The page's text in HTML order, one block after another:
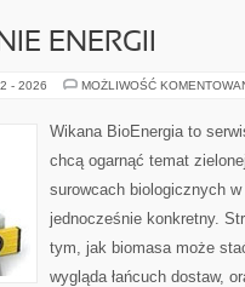
ENERGII
- 2026 MOŻLIWOŚĆ
Wikana BioEnergia to
chcą ogarnąć temat
surowcach biologicznych
jednocześnie konkretny.
tym, jak biomasa może
wygląda łańcuch dostaw,